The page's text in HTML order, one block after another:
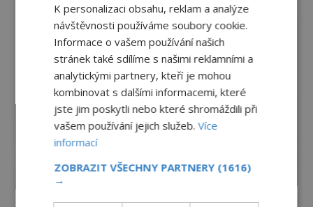
K personalizaci obsahu, reklam a analýze
návštěvnosti používáme soubory cookie.
Informace o vašem používání našich
stránek také sdílíme s našimi reklamními a
analytickými partnery, kteří je mohou
kombinovat s dalšími informacemi, které
jste jim poskytli nebo které shromáždili při
vašem používání jejich služeb.Více
informací
ZOBRAZIT VŠECHNY PARTNERY (1616)
→